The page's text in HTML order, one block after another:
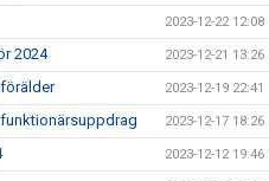
2023-12-22 12:08
2024 2023-12-21 13:26
2023-12-19 22:41
2023-12-17 18:26
2023-12-12 19:46